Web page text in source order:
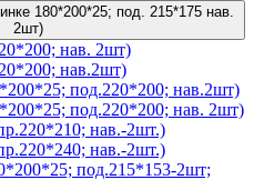
180*200*25; под. 215*175 нав.
2шт)
нав. 2шт)
нав.2шт)
под.220*200; нав.2шт)
под.220*200; нав. 2шт)
нав.-2шт.)
нав.-2шт.)
под.215*153-2шт;